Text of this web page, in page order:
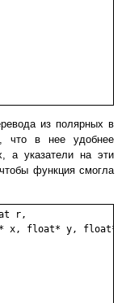
из полярных в
что в нее удобнее
а указатели на эти
функция смогла
r,
x, float* y, float*